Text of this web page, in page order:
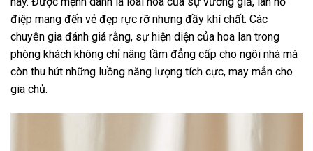
điệp mang đến vẻ đẹp rực rỡ nhưng đầy khí chất. Các
chuyên gia đánh giá rằng, sự hiện diện của hoa lan trong
phòng khách không chỉ nâng tầm đẳng cấp cho ngôi nhà mà
còn thu hút những luồng năng lượng tích cực, may mắn cho
gia chủ.